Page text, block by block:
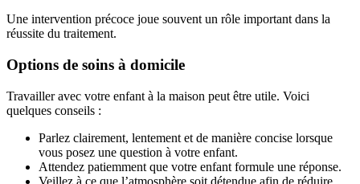
Une intervention précoce joue souvent un rôle important dans la
réussite du traitement.
Options de soins à domicile
Travailler avec votre enfant à la maison peut être utile. Voici
quelques conseils :
Parlez clairement, lentement et de manière concise lorsque
vous posez une question à votre enfant.
Attendez patiemment que votre enfant formule une réponse.
Veillez à ce que l’atmosphère soit détendue afin de réduire